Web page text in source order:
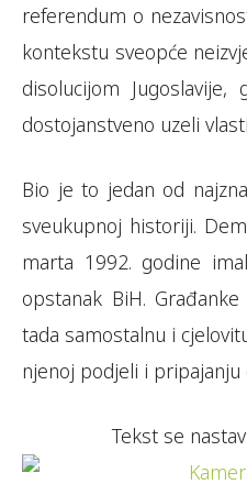
referendum o
kontekstu sveopće
disolucijom
dostojanstveno uzeli
Bio je to jedan od
sveukupnoj historiji.
marta 1992. godine
opstanak BiH.
tada samostalnu i
njenoj podjeli i pripajanju
Tekst se